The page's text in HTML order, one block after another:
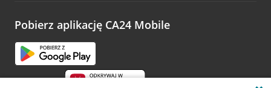
opinie.
Pobierz aplikację CA24 Mobile